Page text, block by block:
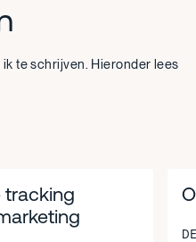
ik te schrijven. Hieronder lees
tracking